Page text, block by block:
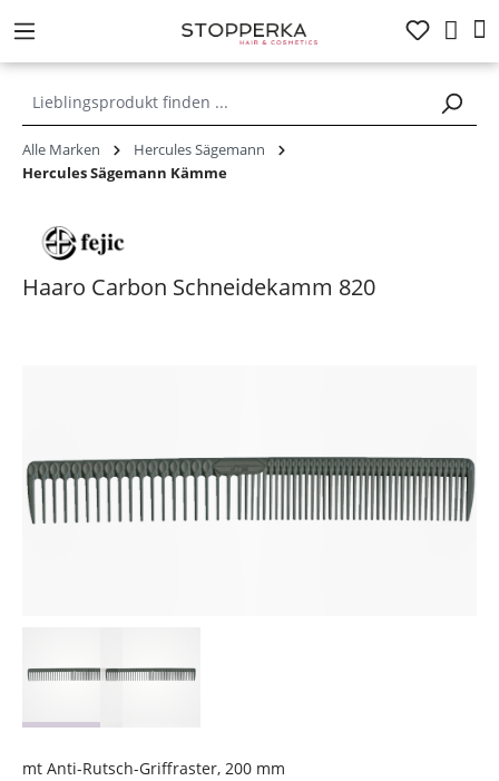
springen
Alle Marken
Hercules Sägemann
Hercules Sägemann Kämme
Haaro Carbon Schneidekamm 820
mt Anti-Rutsch-Griffraster, 200 mm